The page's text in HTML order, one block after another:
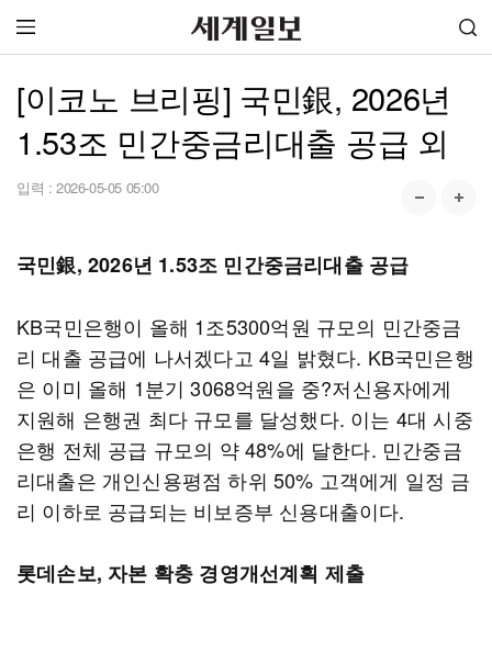
[이코노 브리핑] 국민銀, 2026년
1.53조 민간중금리대출 공급 외
입력 : 2026-05-05 05:00
국민銀, 2026년 1.53조 민간중금리대출 공급
KB국민은행이 올해 1조5300억원 규모의 민간중금
리 대출 공급에 나서겠다고 4일 밝혔다. KB국민은행
은 이미 올해 1분기 3068억원을 중?저신용자에게
지원해 은행권 최다 규모를 달성했다. 이는 4대 시중
은행 전체 공급 규모의 약 48%에 달한다. 민간중금
리대출은 개인신용평점 하위 50% 고객에게 일정 금
리 이하로 공급되는 비보증부 신용대출이다.
롯데손보, 자본 확충 경영개선계획 제출